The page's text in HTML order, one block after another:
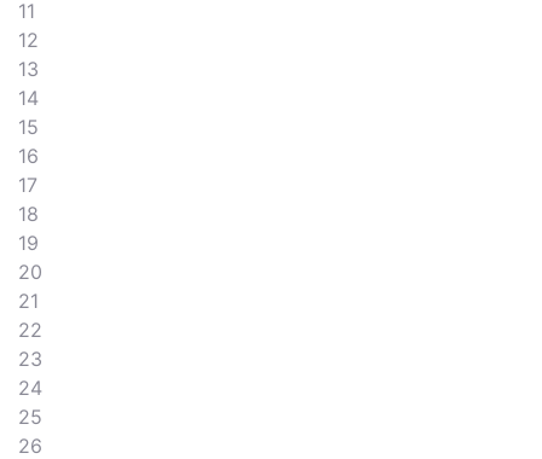
11
12
13
14
15
16
17
18
19
20
21
22
23
24
25
26